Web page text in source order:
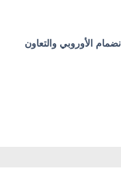
الأوروبي والتعاون